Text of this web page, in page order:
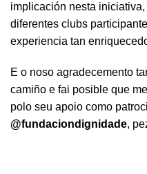
implicación nesta
diferentes clubs
experiencia tan
E o noso agradecemento
camiño e fai posible que
polo seu apoio como
@fundaciondignidade,